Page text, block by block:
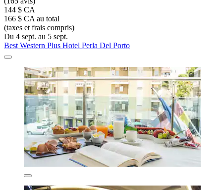
144 $ CA
166 $ CA au total
(taxes et frais compris)
Du 4 sept. au 5 sept.
Best Western Plus Hotel Perla Del Porto